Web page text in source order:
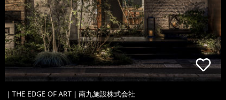
｜THE EDGE OF ART｜南九施設株式会社